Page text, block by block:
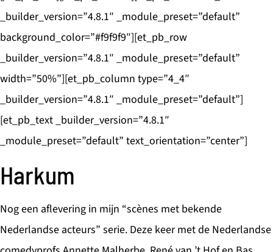
_builder_version=”4.8.1″ _module_preset=”default”
background_color=”#f9f9f9″][et_pb_row
_builder_version=”4.8.1″ _module_preset=”default”
width=”50%”][et_pb_column type=”4_4″
_builder_version=”4.8.1″ _module_preset=”default”]
[et_pb_text _builder_version=”4.8.1″
_module_preset=”default” text_orientation=”center”]
Harkum
Nog een aflevering in mijn “scènes met bekende
Nederlandse acteurs” serie. Deze keer met de Nederlandse